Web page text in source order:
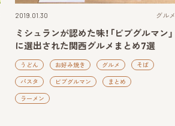
2019.01.30 グルメ
ミシュランが認めた味！「ビブグルマン」
に選出された関西グルメまとめ7選
うどん お好み焼き グルメ そば
パスタ ビブグルマン まとめ
ラーメン